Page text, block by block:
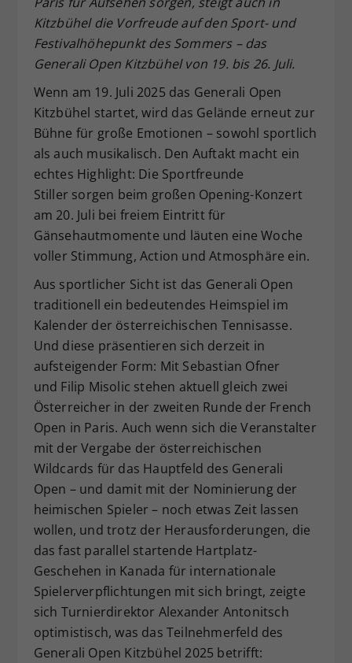
Kitzbühel die Vorfreude auf den Sport- und
Festivalhöhepunkt des Sommers – das
Generali Open Kitzbühel von 19. bis 26. Juli.
Wenn am 19. Juli 2025 das Generali Open
Kitzbühel startet, wird das Gelände erneut zur
Bühne für große Emotionen – sowohl sportlich
als auch musikalisch. Den Auftakt macht ein
echtes Highlight: Die Sportfreunde
Stiller sorgen beim großen Opening-Konzert
am 20. Juli bei freiem Eintritt für
Gänsehautmomente und läuten eine Woche
voller Stimmung, Action und Atmosphäre ein.
Aus sportlicher Sicht ist das Generali Open
traditionell ein bedeutendes Heimspiel im
Kalender der österreichischen Tennisasse.
Und diese präsentieren sich derzeit in
aufsteigender Form: Mit Sebastian Ofner
und Filip Misolic stehen aktuell gleich zwei
Österreicher in der zweiten Runde der French
Open in Paris. Auch wenn sich die Veranstalter
mit der Vergabe der österreichischen
Wildcards für das Hauptfeld des Generali
Open – und damit mit der Nominierung der
heimischen Spieler – noch etwas Zeit lassen
wollen, und trotz der Herausforderungen, die
das fast parallel startende Hartplatz-
Geschehen in Kanada für internationale
Spielerverpflichtungen mit sich bringt, zeigte
sich Turnierdirektor Alexander Antonitsch
optimistisch, was das Teilnehmerfeld des
Generali Open Kitzbühel 2025 betrifft:
Zweck
Dieser Wert speichert Ihre Consent-
Einstellungen. Unter anderem eine
zufällig generierte ID, für die
historische Speicherung Ihrer
vorgenommen Einstellungen, falls der
Webseiten-Betreiber dies eingestellt